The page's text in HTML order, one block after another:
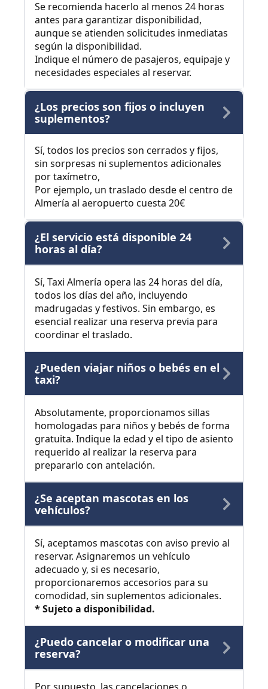
Se recomienda hacerlo al menos 24 horas
antes para garantizar disponibilidad,
aunque se atienden solicitudes inmediatas
según la disponibilidad.
Indique el número de pasajeros, equipaje y
necesidades especiales al reservar.
¿Los precios son fijos o incluyen
suplementos?
Sí, todos los precios son cerrados y fijos,
sin sorpresas ni suplementos adicionales
por taxímetro,
Por ejemplo, un traslado desde el centro de
Almería al aeropuerto cuesta 20€
¿El servicio está disponible 24
horas al día?
Sí, Taxi Almería opera las 24 horas del día,
todos los días del año, incluyendo
madrugadas y festivos. Sin embargo, es
esencial realizar una reserva previa para
coordinar el traslado.
¿Pueden viajar niños o bebés en el
taxi?
Absolutamente, proporcionamos sillas
homologadas para niños y bebés de forma
gratuita. Indique la edad y el tipo de asiento
requerido al realizar la reserva para
prepararlo con antelación.
¿Se aceptan mascotas en los
vehículos?
Sí, aceptamos mascotas con aviso previo al
reservar. Asignaremos un vehículo
adecuado y, si es necesario,
proporcionaremos accesorios para su
comodidad, sin suplementos adicionales.
* Sujeto a disponibilidad.
¿Puedo cancelar o modificar una
reserva?